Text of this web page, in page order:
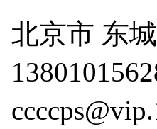
北京市 东